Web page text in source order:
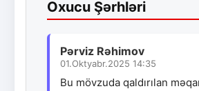
Oxucu Şərhləri
Pərviz Rəhimov
01.Oktyabr.2025 14:35
Bu mövzuda qaldırılan